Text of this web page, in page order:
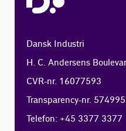
Dansk Industri
H. C. Andersens
CVR-nr. 16077593
Transparency-nr.
Telefon: +45 3377 3377